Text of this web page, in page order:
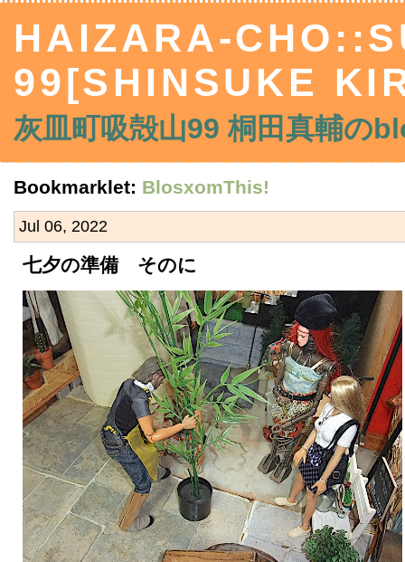
HAIZARA-
99[SHINSUKE
灰皿町吸殻山99 桐田真輔の
Bookmarklet: BlosxomThis!
Jul 06, 2022
七夕の準備 そのに